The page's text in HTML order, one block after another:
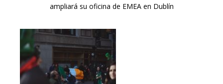
ampliará su oficina de EMEA en Dublín